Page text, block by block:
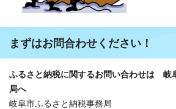
まずはお問合わせください！
ふるさと納税に関するお問い合わせは 岐
局へ
岐阜市ふるさと納税事務局